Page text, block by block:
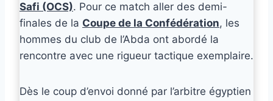
Safi (OCS). Pour ce match aller des demi-
finales de la Coupe de la Confédération, les
hommes du club de l’Abda ont abordé la
rencontre avec une rigueur tactique exemplaire.
Dès le coup d’envoi donné par l’arbitre égyptien